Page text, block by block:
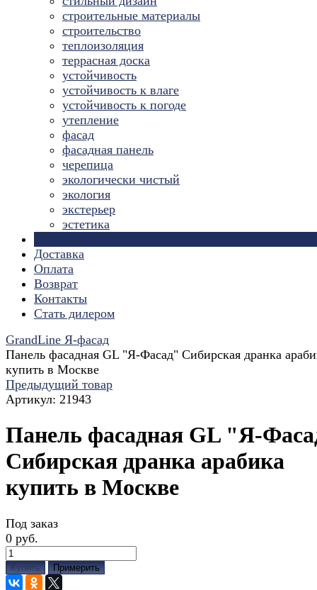
строительные материалы
строительство
теплоизоляция
террасная доска
устойчивость
устойчивость к влаге
устойчивость к погоде
утепление
фасад
фасадная панель
черепица
экологически чистый
экология
экстерьер
эстетика
Доставка
Оплата
Возврат
Контакты
Стать дилером
GrandLine Я-фасад
Панель фасадная GL "Я-Фасад" Сибирская дранка
купить в Москве
Предыдущий товар
Артикул: 21943
Панель фасадная GL "Я-
Сибирская дранка арабика
купить в Москве
Под заказ
0 руб.
Купить Примерить